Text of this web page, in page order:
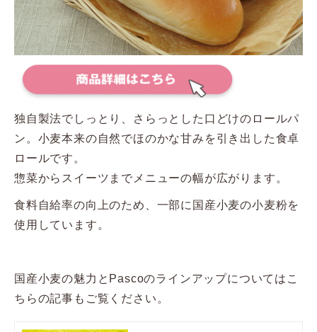
独自製法でしっとり、さらっとした口どけのロールパ
ン。小麦本来の自然でほのかな甘みを引き出した食卓
ロールです。
惣菜からスイーツまでメニューの幅が広がります。
食料自給率の向上のため、一部に国産小麦の小麦粉を
使用しています。
国産小麦の魅力とPascoのラインアップについてはこ
ちらの記事もご覧ください。